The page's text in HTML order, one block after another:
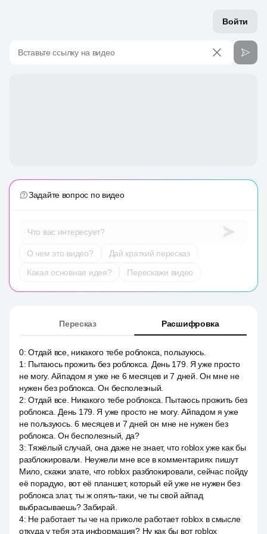
Войти
Вставьте ссылку на видео
Задайте вопрос по видео
Что вас интересует?
О чем это видео?
Дай краткий пересказ
Какая основная идея?
Перескажи видео
Пересказ Расшифровка
0:Отдай все, никакого тебе роблокса, пользуюсь.
1 : Пытаюсь прожить без роблокса. День 179. Я уже просто
не могу. Айпадом я уже не 6 месяцев и 7 дней. Он мне не
нужен без роблокса. Он бесполезный.
2:Отдай все. Никакого тебе роблокса. Пытаюсь прожить без
роблокса. День 179. Я уже просто не могу. Айпадом я уже
не пользуюсь. 6 месяцев и 7 дней он мне не нужен без
роблокса. Он бесполезный, да?
3:Тяжёлый случай, она даже не знает, что roblox уже как бы
разблокировали. Неужели мне все в комментариях пишут
Мило, скажи злате, что roblox разблокировали, сейчас пойду
её порадую, вот её планшет, который ей уже не нужен без
роблокса злат, ты ж опять-таки, че ты свой айпад
выбрасываешь? Забирай.
4: Не работает ты че на приколе работает roblox в смысле
откуда у тебя эта информация? Ну как бы вот roblox